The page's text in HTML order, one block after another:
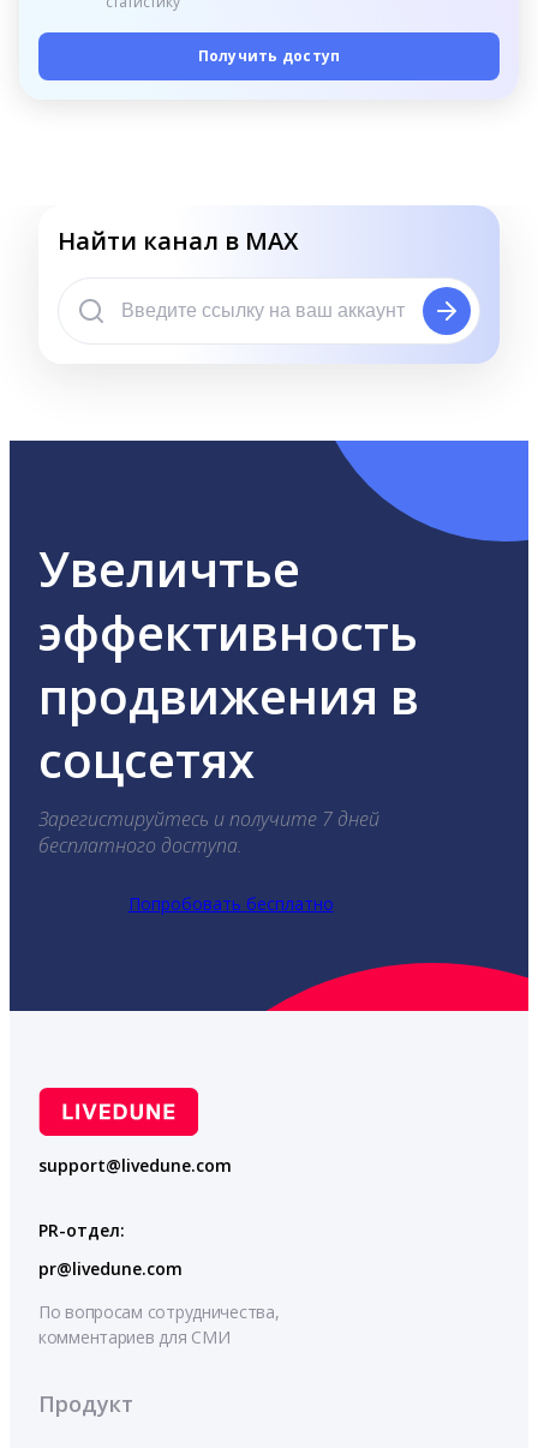
Получить доступ
Найти канал в MAX
Увеличтье
эффективность
продвижения в
соцсетях
Зарегистируйтесь и получите 7 дней
бесплатного доступа.
Попробовать бесплатно
support@livedune.com
PR-отдел:
pr@livedune.com
По вопросам сотрудничества,
комментариев для СМИ
Продукт